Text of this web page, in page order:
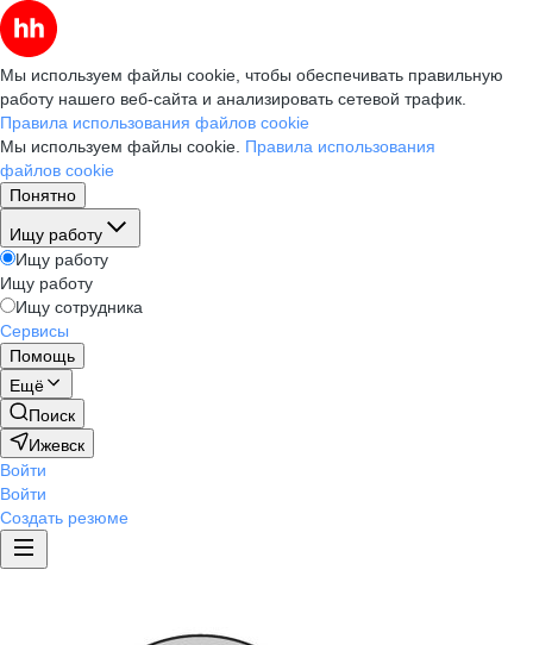
Мы используем файлы cookie, чтобы обеспечивать правильную
работу нашего веб-сайта и анализировать сетевой трафик.
Правила использования файлов cookie
Мы используем файлы cookie. Правила использования
файлов cookie
Понятно
Ищу работу
Ищу работу
Ищу работу
Ищу сотрудника
Сервисы
Помощь
Ещё
Поиск
Ижевск
Войти
Войти
Создать резюме